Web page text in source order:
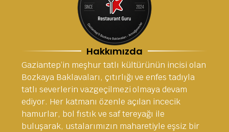
Hakkımızda
Gaziantep’in meşhur tatlı kültürünün incisi olan
Bozkaya Baklavaları, çıtırlığı ve enfes tadıyla
tatlı severlerin vazgeçilmezi olmaya devam
ediyor. Her katmanı özenle açılan incecik
hamurlar, bol fıstık ve saf tereyağı ile
buluşarak, ustalarımızın maharetiyle eşsiz bir